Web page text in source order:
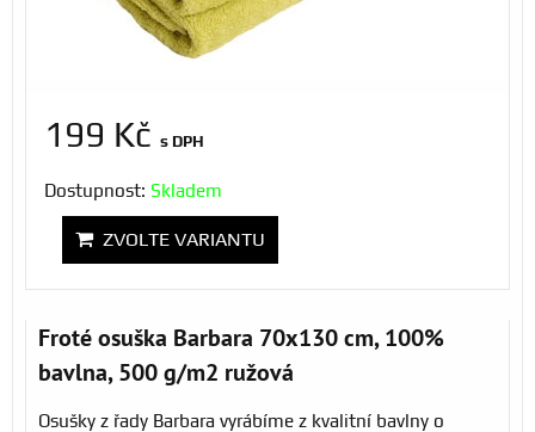
199 Kč s DPH
Dostupnost: Skladem
ZVOLTE VARIANTU
Froté osuška Barbara 70x130 cm, 100%
bavlna, 500 g/m2 ružová
Osušky z řady Barbara vyrábíme z kvalitní bavlny o